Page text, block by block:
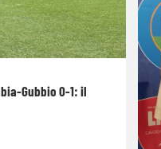
Gubbio 0-1: il